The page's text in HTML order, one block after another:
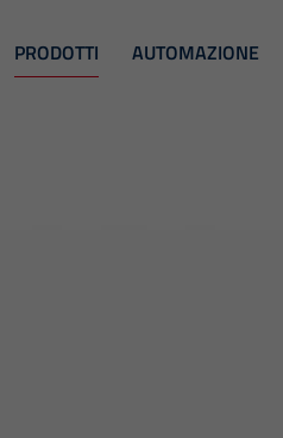
PRODOTTI AUTOMAZIONE